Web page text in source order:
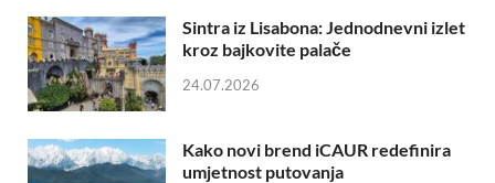
Sintra iz Lisabona: Jednodnevni izlet
kroz bajkovite palače
24.07.2026
Kako novi brend iCAUR redefinira
umjetnost putovanja